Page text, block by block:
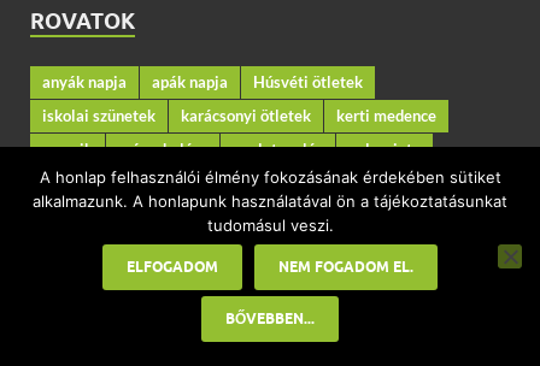
ROVATOK
anyák napja apák napja
Húsvéti ötletek
iskolai szünetek
karácsonyi ötletek
kerti medence
mozaik
mézeskalács nyelvtanulás
palacsinta
parafadugó
terasz tojás
Valentin napi ötletek
A honlap felhasználói élmény fokozásának érdekében sütiket
alkalmazunk. A honlapunk használatával ön a tájékoztatásunkat
tudomásul veszi.
ELFOGADOM NEM FOGADOM EL.
BŐVEBBEN...